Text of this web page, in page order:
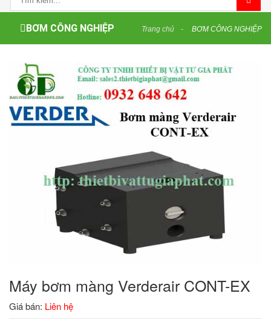
BƠM CÔNG NGHIỆP Trang chủ BƠM CÔNG NGHIỆP
Máy bơm màng Verderair CONT-EX
Giá bán: Liên hệ